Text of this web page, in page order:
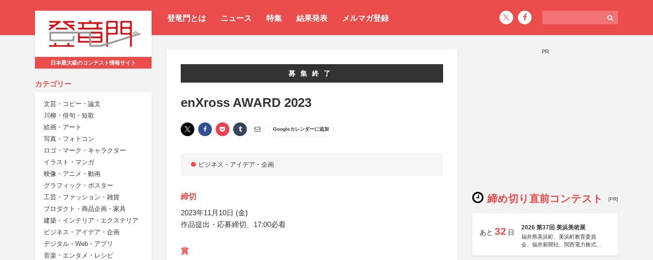
登竜門とは ニュース 特集 結果発表 メルマガ登録
日本最大級のコンテスト情報サイト
カテゴリー
文芸・コピー・論文
川柳・俳句・短歌
絵画・アート
写真・フォトコン
ロゴ・マーク・キャラクター
イラスト・マンガ
映像・アニメ・動画
グラフィック・ポスター
工芸・ファッション・雑貨
プロダクト・商品企画・家具
建築・インテリア・エクステリア
ビジネス・アイデア・企画
デジタル・Web・アプリ
音楽・エンタメ・レシピ
募集終了
enXross AWARD 2023
Googleカレンダーに追加
ビジネス・アイデア・企画
締切
2023年11月10日 (金)
作品提出・応募締切、17:00必着
賞
PR
締め切り直前コンテスト [PR]
あと 32 日
2026 第37回 美浜美術展
福井県美浜町、美浜町教育委員
会、福井新聞社、関西電力株式会